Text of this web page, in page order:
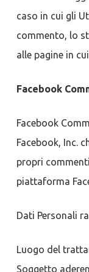
caso in cui gli
commento, lo
alle pagine in
Facebook
Facebook
Facebook, Inc.
propri
piattaforma
Dati Personali
Luogo del
Soggetto